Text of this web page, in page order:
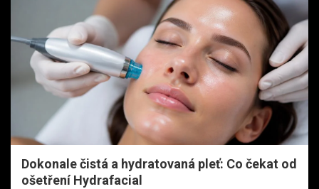
Dokonale čistá a hydratovaná pleť: Co čekat od
ošetření Hydrafacial